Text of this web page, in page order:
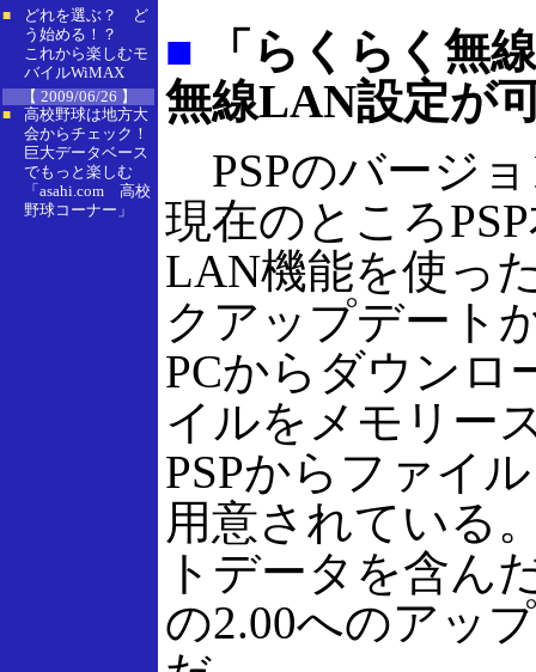
■
どれを選ぶ？ ど
う始める！？
これから楽しむモ
バイルWiMAX
【 2009/06/26 】
■
高校野球は地方大
会からチェック！
巨大データベース
でもっと楽しむ
「asahi.com 高校
野球コーナー」
■ 「らくらく無
無線LAN設定が
PSPのバージ
現在のところ
LAN機能を使っ
クアップデート
PCからダウンロ
イルをメモリー
PSPからファイ
用意されている
トデータを含ん
の2.00へのアッ